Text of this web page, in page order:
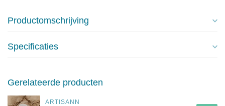
Productomschrijving
Specificaties
Gerelateerde producten
ARTISANN